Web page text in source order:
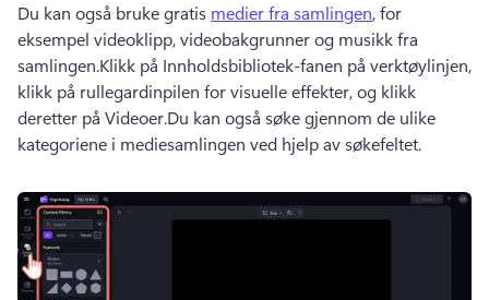
Du kan også bruke gratis medier fra samlingen, for
eksempel videoklipp, videobakgrunner og musikk fra
samlingen.Klikk på Innholdsbibliotek-fanen på verktøylinjen,
klikk på rullegardinpilen for visuelle effekter, og klikk
deretter på Videoer.Du kan også søke gjennom de ulike
kategoriene i mediesamlingen ved hjelp av søkefeltet.